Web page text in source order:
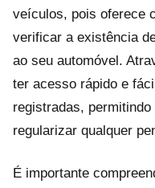
veículos, pois oferece
verificar a existência
ao seu automóvel.
ter acesso rápido e
registradas,
regularizar qualquer
É importante